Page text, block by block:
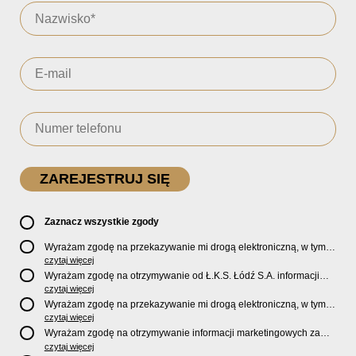
Zaznacz wszystkie zgody
Wyrażam zgodę na przekazywanie mi drogą elektroniczną, w tym
pocztą e-mail, oficjalnego newslettera oraz informacji o zniżkach,
promocjach, nowościach, biletach, karnetach, ofercie sklepu U2
Store oraz serwisu bilety.lkslodz.pl i innych produktach oraz
usługach oferowanych przez Ł.K.S. Łódź S.A.
czytaj więcej
Wyrażam zgodę na otrzymywanie od Ł.K.S. Łódź S.A. informacji
marketingowych dotyczących działalności spółki, ofert, wydarzeń i
produktów za pośrednictwem wiadomości SMS oraz połączeń
telefonicznych.
czytaj więcej
Wyrażam zgodę na przekazywanie mi drogą elektroniczną, w tym
pocztą e-mail, informacji handlowych i marketingowych o
produktach, usługach i działalnościSponsorów i PartnerówŁ.K.S.
Łódź S.A.
czytaj więcej
Wyrażam zgodę na otrzymywanie informacji marketingowych za
pośrednictwem wiadomości SMS oraz połączeń telefonicznych
czytaj więcej